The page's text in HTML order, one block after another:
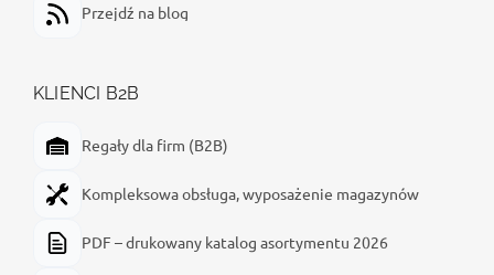
Przejdź na blog
KLIENCI B2B
Regały dla firm (B2B)
Kompleksowa obsługa, wyposażenie magazynów
PDF – drukowany katalog asortymentu 2026